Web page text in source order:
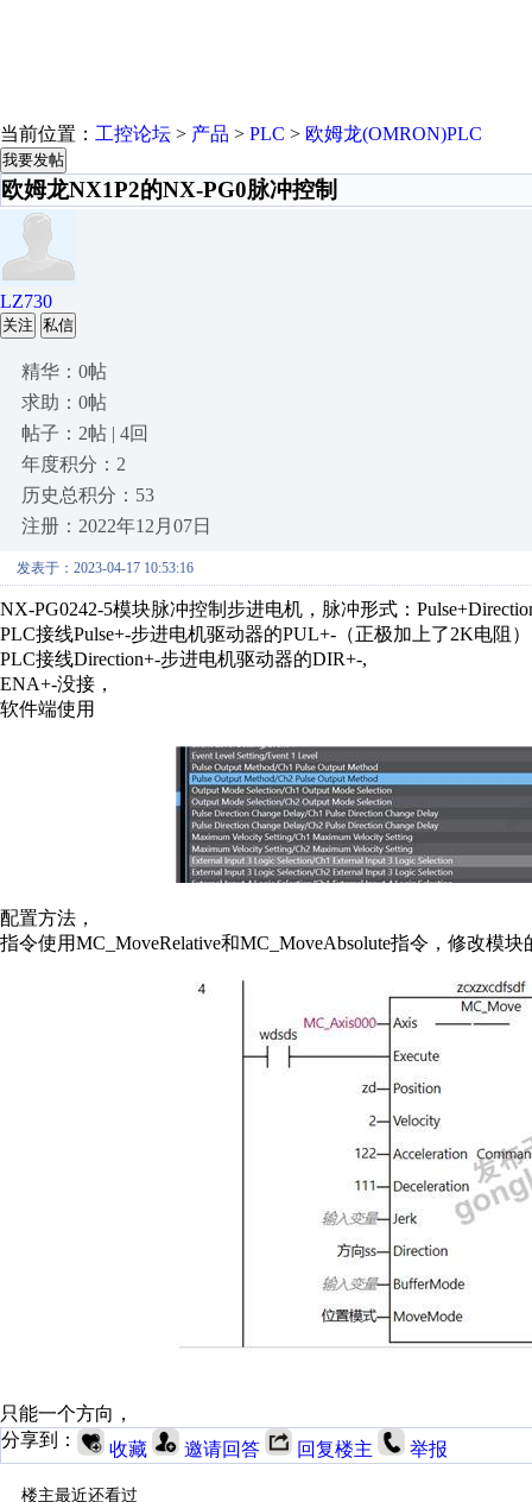
当前位置： 工控论坛 > 产品 > PLC > 欧姆龙(OMRON)PLC
我要发帖
欧姆龙NX1P2的NX-PG0脉冲控制
LZ730
关注 私信
精华：0帖
求助：0帖
帖子：2帖 | 4回
年度积分：2
历史总积分：53
注册：2022年12月07日
发表于：2023-04-17 10:53:16
NX-PG0242-5模块脉冲控制步进电机，脉冲形式：
PLC接线Pulse+-步进电机驱动器的PUL+-（正极加上了2K电阻）
PLC接线Direction+-步进电机驱动器的DIR+-,
ENA+-没接，
软件端使用
配置方法，
指令使用MC_MoveRelative和MC_MoveAbsolute指令，修改模
只能一个方向，
分享到：
收藏 邀请回答 回复楼主 举报
楼主最近还看过